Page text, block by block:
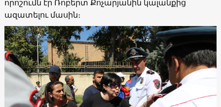
որոշումն էր Ռոբերտ Քոչարյանին կալանքից
ազատելու մասին։